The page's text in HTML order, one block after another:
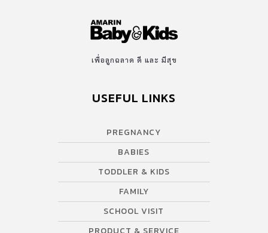
เพื่อลูกฉลาด ดี และ มีสุข
USEFUL LINKS
PREGNANCY
BABIES
TODDLER & KIDS
FAMILY
SCHOOL VISIT